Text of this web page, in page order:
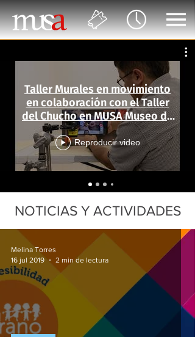
Taller Murales en movimiento
en colaboración con el Taller
del Chucho en MUSA Museo de
las Artes
Reproducir video
NOTICIAS Y ACTIVIDADES
Melina Torres
16 jul 2019
2 min de lectura